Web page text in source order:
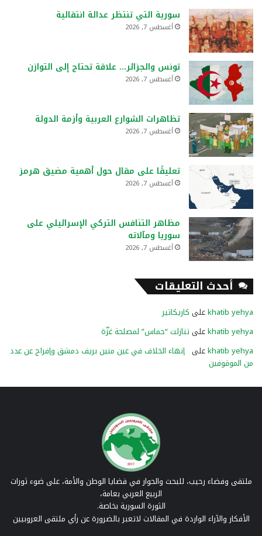
سورية التي تنتظر عدالة انتقالية
أغسطس 7, 2026
تونس والجزائر… علاقة تحتاج إلى التوازن
أغسطس 7, 2026
تظاهرات الشوارع العربية وأزمة الدولة
أغسطس 7, 2026
تعليقًا على مقال حول أهمية مضيق هرمز
أغسطس 7, 2026
مظاهر التنافس التركي الإسرائيلي على
سوريا ومآلاته
أغسطس 7, 2026
أحدث التعليقات
khatib yehyaعلى كاريكاتير
khatib yehyaعلى تنازلت “حماس” لمصلحة غزّة
khatib yehyaعلى إنهاء الخلاف في عين منين بريف دمشق وإفراج عن عدد
من الموقوفين
ملتقى وفضاء رحيب، للبحث والحوار في قضايا الوطن والأمة، على ضوء ثورات
الربيع العربي بعامة،
الثورة السورية بخاصة.
الأفكار والآراء الواردة في المقالات لاتعبر بالضرورة عن رأي ملتقى العروبيين